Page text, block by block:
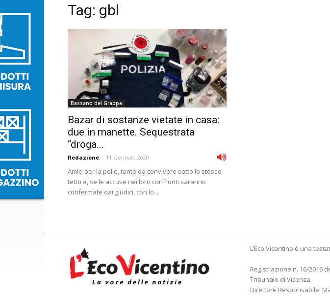
Tag: gbl
Bassano del Grappa
Bazar di sostanze vietate in casa:
due in manette. Sequestrata
“droga...
Redazione - 11 Gennaio 2020
Amici per la pelle, tanto da convivere sotto lo stesso
tetto e, se le accuse nei loro confronti saranno
confermate dai giudici, con lo...
L’Eco Vicentino è una
Registrazione n. 16/2016
Tribunale di Vicenza
Direttore Responsabile: